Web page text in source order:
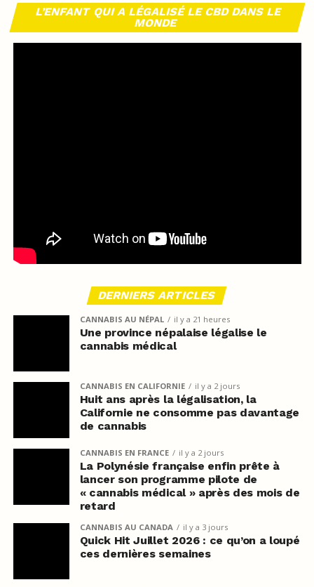
L’ENFANT QUI A LÉGALISÉ LE CBD DANS LE
MONDE
DERNIERS ARTICLES
CANNABIS AU NÉPAL il y a 21 heures
Une province népalaise légalise le
cannabis médical
CANNABIS EN CALIFORNIE il y a 2 jours
Huit ans après la légalisation, la
Californie ne consomme pas davantage
de cannabis
CANNABIS EN FRANCE il y a 2 jours
La Polynésie française enfin prête à
lancer son programme pilote de
« cannabis médical » après des mois de
retard
CANNABIS AU CANADA il y a 3 jours
Quick Hit Juillet 2026 : ce qu’on a loupé
ces dernières semaines